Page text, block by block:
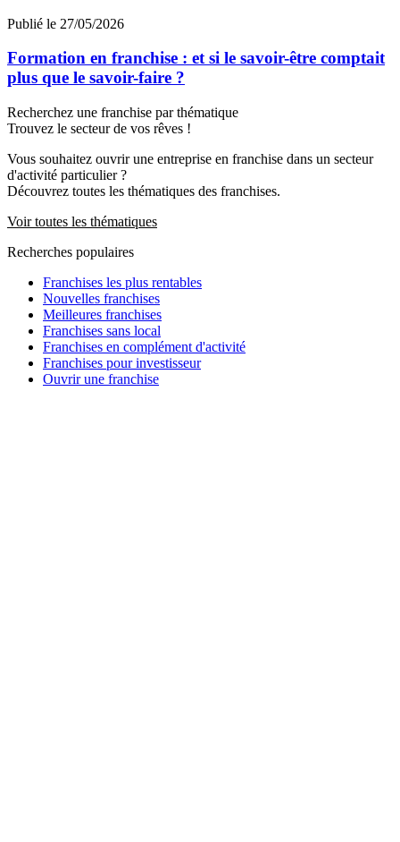
Publié le 27/05/2026
Formation en franchise : et si le savoir-être comptait
plus que le savoir-faire ?
Recherchez une franchise par thématique
Trouvez le secteur de vos rêves !
Vous souhaitez ouvrir une entreprise en franchise dans un secteur
d'activité particulier ?
Découvrez toutes les thématiques des franchises.
Voir toutes les thématiques
Recherches populaires
Franchises les plus rentables
Nouvelles franchises
Meilleures franchises
Franchises sans local
Franchises en complément d'activité
Franchises pour investisseur
Ouvrir une franchise